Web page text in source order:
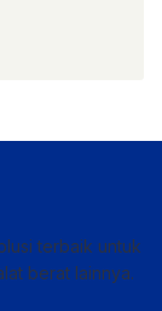
terbaik untuk
berat lainnya.